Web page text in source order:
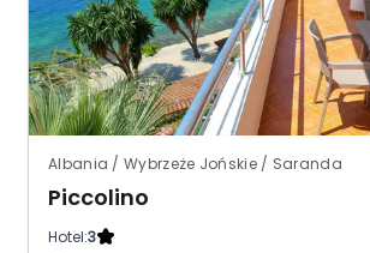
Albania / Wybrzeże Jońskie / Saranda
Piccolino
Hotel:3